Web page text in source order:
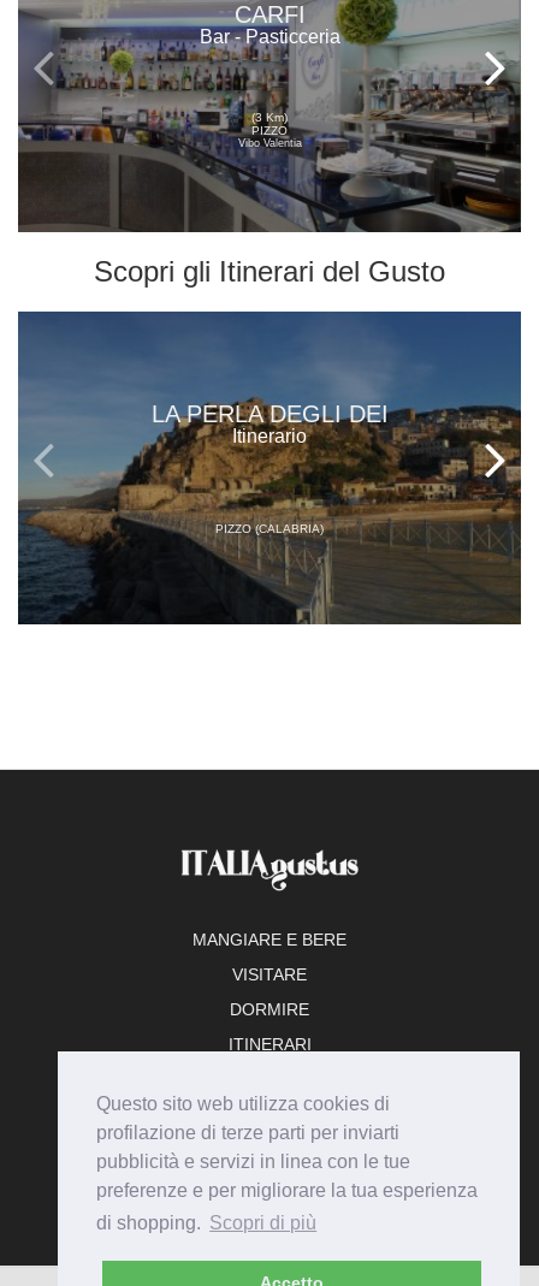
Questo sito web utilizza cookies di
profilazione di terze parti per inviarti
pubblicità e servizi in linea con le tue
preferenze e per migliorare la tua esperienza
di shopping. Scopri di più
CARFI
Bar - Pasticceria
(3 Km)
PIZZO
Vibo Valentia
Scopri gli Itinerari del Gusto
LA PERLA DEGLI DEI
Itinerario
PIZZO (CALABRIA)
MANGIARE E BERE
VISITARE
DORMIRE
ITINERARI
ADERISCI